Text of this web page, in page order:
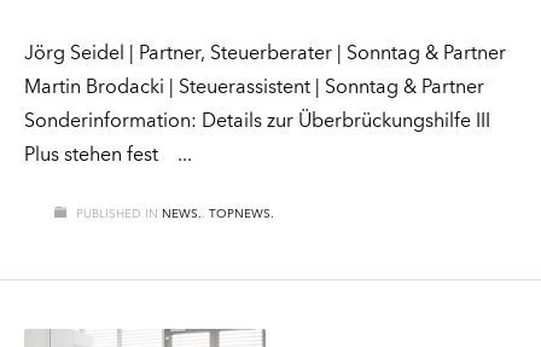
Jörg Seidel | Partner, Steuerberater | Sonntag & Partner
Martin Brodacki | Steuerassistent | Sonntag & Partner
Sonderinformation: Details zur Überbrückungshilfe III
Plus stehen fest
PUBLISHED IN NEWS. , TOPNEWS.